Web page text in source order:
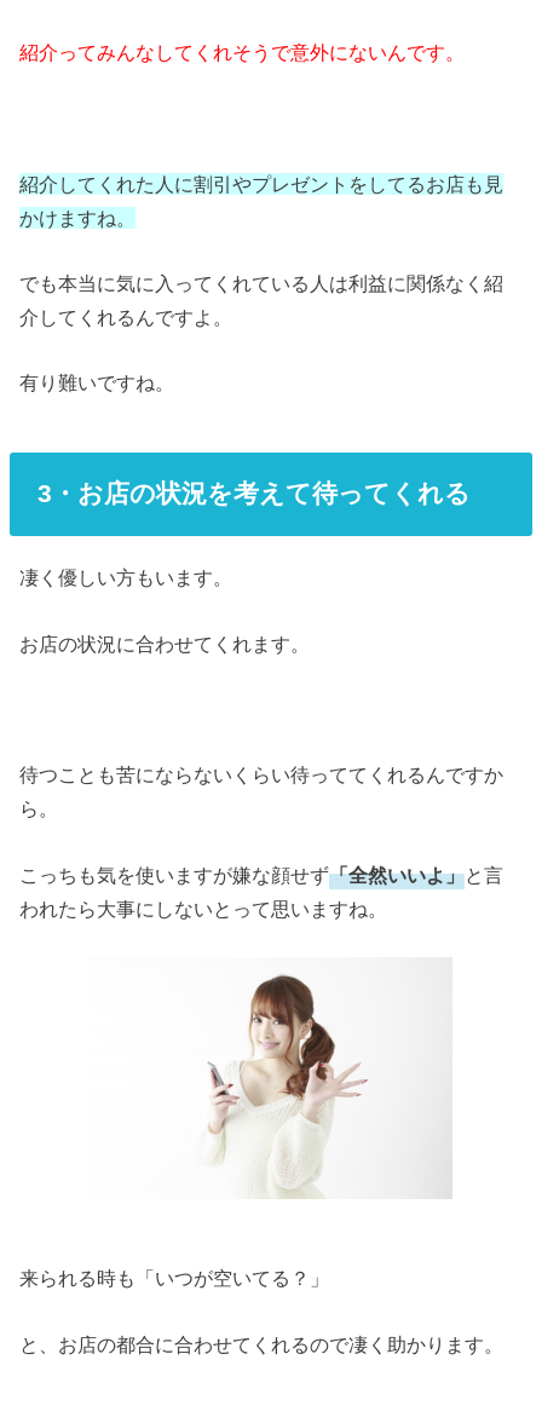
紹介ってみんなしてくれそうで意外にないんです。
紹介してくれた人に割引やプレゼントをしてるお店も見
かけますね。
でも本当に気に入ってくれている人は利益に関係なく紹
介してくれるんですよ。
有り難いですね。
3・お店の状況を考えて待ってくれる
凄く優しい方もいます。
お店の状況に合わせてくれます。
待つことも苦にならないくらい待っててくれるんですか
ら。
こっちも気を使いますが嫌な顔せず「全然いいよ」と言
われたら大事にしないとって思いますね。
来られる時も「いつが空いてる？」
と、お店の都合に合わせてくれるので凄く助かります。